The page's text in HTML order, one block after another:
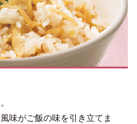
味がご飯の味を引き立てま